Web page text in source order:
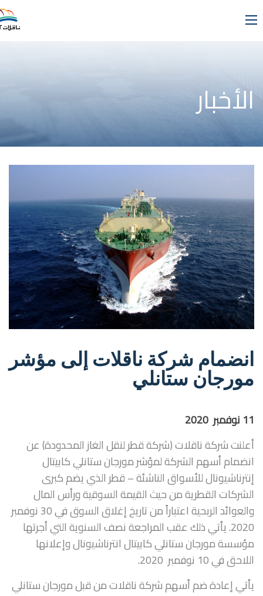
الأخبار
انضمام شركة ناقلات إلى مؤشر
مورجان ستانلي
11 نوفمبر 2020
أعلنت شركة ناقلات (شركة قطر لنقل الغاز المحدودة) عن
انضمام أسهم الشركة لمؤشر مورجان ستانلي كابيتال
إنترناشيونال للأسواق الناشئة – قطر الذي يضم كبرى
الشركات القطرية من حيث القيمة السوقية ورأس المال
والعوائد الربحية اعتباراً من تاريخ إغلاق السوق في 30 نوفمبر
2020. يأتي ذلك عقب المراجعة نصف السنوية التي أجرتها
مؤسسة مورجان ستانلي كابيتال انترناشيونال وإعلانها
اللاحق في 10 نوفمبر 2020.
يأتي إعادة ضم أسهم شركة ناقلات من قبل مورجان ستانلي